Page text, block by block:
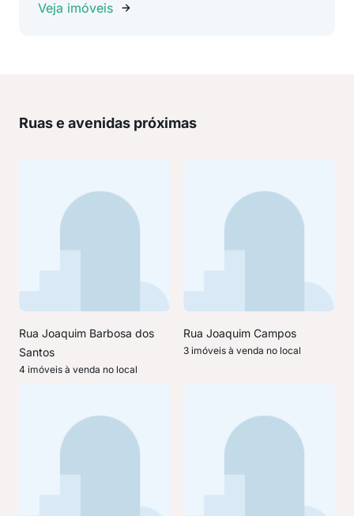
Veja imóveis
Ruas e avenidas próximas
Rua Joaquim Barbosa dos
Santos
4 imóveis à venda no local
Rua Joaquim Campos
3 imóveis à venda no local